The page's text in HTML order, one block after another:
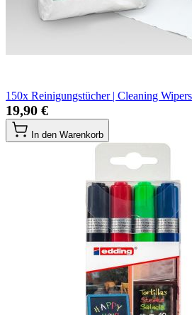
150x Reinigungstücher | Cleaning
19,90 €
In den Warenkorb